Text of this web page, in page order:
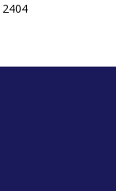
2404